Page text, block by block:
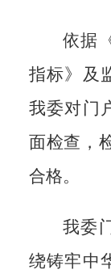
依据
指标》及
我委对门
面检查，
合格。
我委
绕铸牢中